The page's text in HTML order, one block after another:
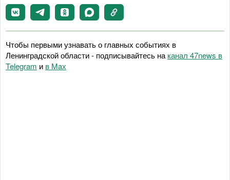
Чтобы первыми узнавать о главных событиях в
Ленинградской области - подписывайтесь на канал 47news в
Telegram и в Maх